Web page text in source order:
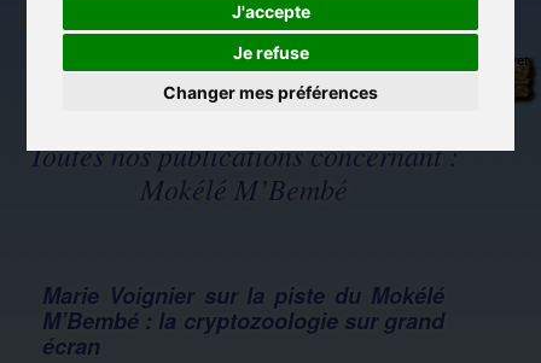
J'accepte
Je refuse
Changer mes préférences
imaginaires
Carterie
papeterie
originale
manuelles,
détente et jeux
Objets déco et
cadeaux
Du côté du
Toutes nos publications concernant :
Mokélé M’Bembé
Marie Voignier sur la piste du Mokélé
M’Bembé : la cryptozoologie sur grand
écran